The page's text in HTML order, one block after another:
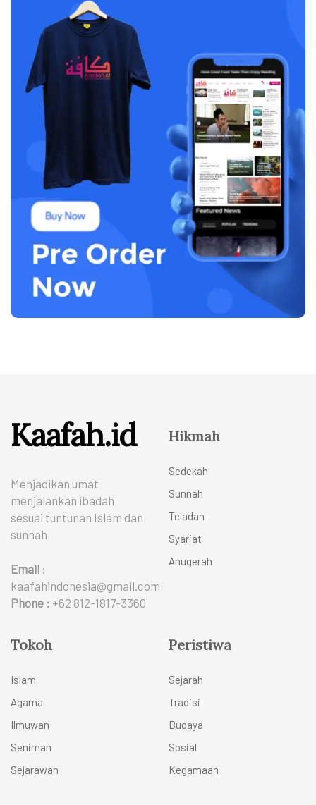
Kaafah.id
Menjadikan umat
menjalankan ibadah
sesuai tuntunan Islam dan
sunnah
Email :
kaafahindonesia@gmail.com
Phone : +62 812-1817-3360
Hikmah
Sedekah
Sunnah
Teladan
Syariat
Anugerah
Tokoh
Islam
Agama
Ilmuwan
Seniman
Sejarawan
Peristiwa
Sejarah
Tradisi
Budaya
Sosial
Kegamaan